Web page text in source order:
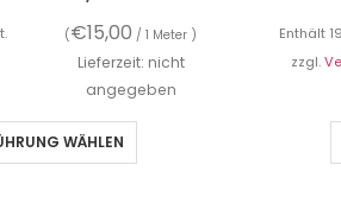
(€15,00 / 1 Meter )
Lieferzeit: nicht
angegeben
WÄHLEN
Enthält
zzgl.